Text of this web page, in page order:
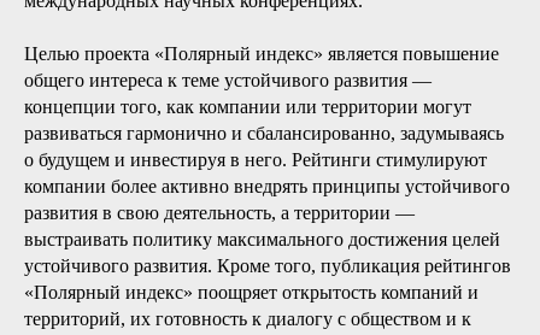
Целью проекта «Полярный индекс» является повышение
общего интереса к теме устойчивого развития —
концепции того, как компании или территории могут
развиваться гармонично и сбалансированно, задумываясь
о будущем и инвестируя в него. Рейтинги стимулируют
компании более активно внедрять принципы устойчивого
развития в свою деятельность, а территории —
выстраивать политику максимального достижения целей
устойчивого развития. Кроме того, публикация рейтингов
«Полярный индекс» поощряет открытость компаний и
территорий, их готовность к диалогу с обществом и к